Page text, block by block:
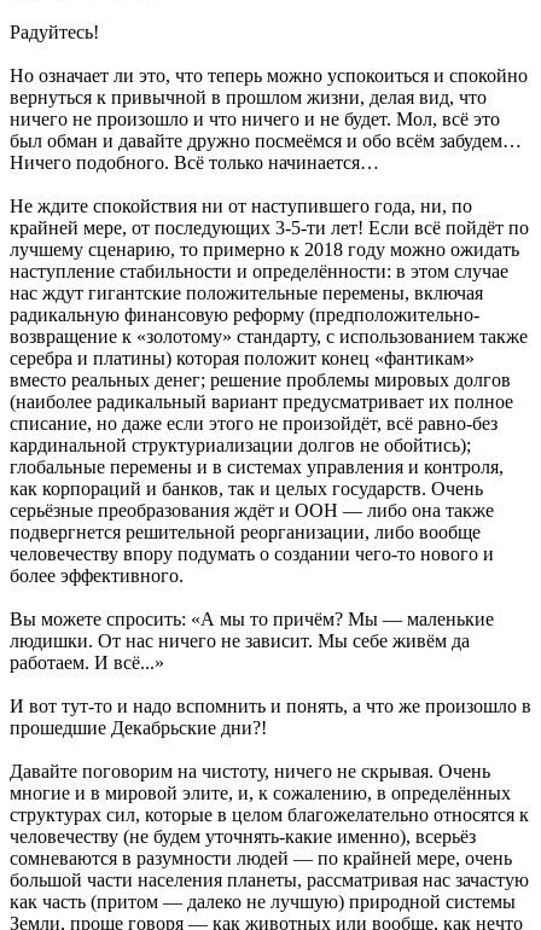
Радуйтесь!
Но означает ли это, что теперь можно успокоиться и спокойно
вернуться к привычной в прошлом жизни, делая вид, что
ничего не произошло и что ничего и не будет. Мол, всё это
был обман и давайте дружно посмеёмся и обо всём забудем…
Ничего подобного. Всё только начинается…
Не ждите спокойствия ни от наступившего года, ни, по
крайней мере, от последующих 3-5-ти лет! Если всё пойдёт по
лучшему сценарию, то примерно к 2018 году можно ожидать
наступление стабильности и определённости: в этом случае
нас ждут гигантские положительные перемены, включая
радикальную финансовую реформу (предположительно-
возвращение к «золотому» стандарту, с использованием также
серебра и платины) которая положит конец «фантикам»
вместо реальных денег; решение проблемы мировых долгов
(наиболее радикальный вариант предусматривает их полное
списание, но даже если этого не произойдёт, всё равно-без
кардинальной структуриализации долгов не обойтись);
глобальные перемены и в системах управления и контроля,
как корпораций и банков, так и целых государств. Очень
серьёзные преобразования ждёт и ООН — либо она также
подвергнется решительной реорганизации, либо вообще
человечеству впору подумать о создании чего-то нового и
более эффективного.
Вы можете спросить: «А мы то причём? Мы — маленькие
людишки. От нас ничего не зависит. Мы себе живём да
работаем. И всё...»
И вот тут-то и надо вспомнить и понять, а что же произошло в
прошедшие Декабрьские дни?!
Давайте поговорим на чистоту, ничего не скрывая. Очень
многие и в мировой элите, и, к сожалению, в определённых
структурах сил, которые в целом благожелательно относятся к
человечеству (не будем уточнять-какие именно), всерьёз
сомневаются в разумности людей — по крайней мере, очень
большой части населения планеты, рассматривая нас зачастую
как часть (притом — далеко не лучшую) природной системы
Земли, проще говоря — как животных или вообще, как нечто